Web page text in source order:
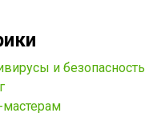
и безопасность